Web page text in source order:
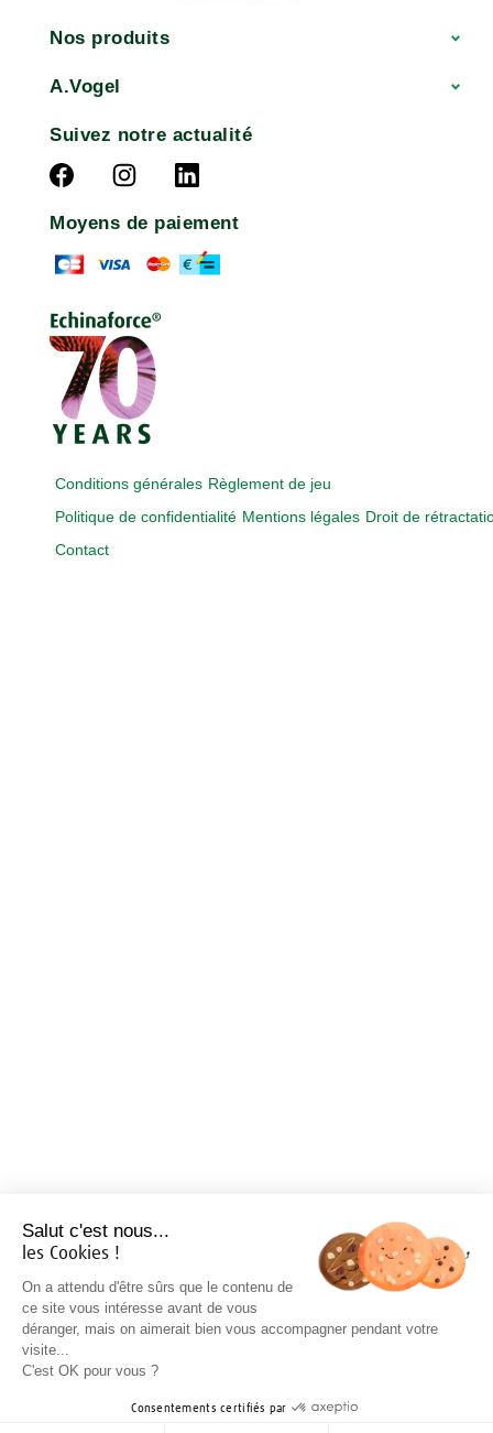
Nos produits
A.Vogel
Suivez notre actualité
Moyens de paiement
Conditions générales Règlement de jeu
Politique de confidentialité Mentions légales Droit de
Contact
Salut c'est nous...
les Cookies !
On a attendu d'être sûrs que le contenu de
ce site vous intéresse avant de vous
déranger, mais on aimerait bien vous accompagner pendant votre
visite...
C'est OK pour vous ?
Consentements certifiés par